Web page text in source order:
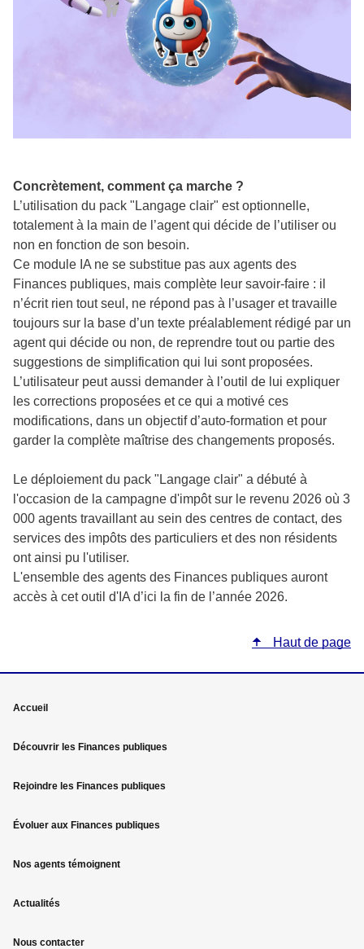
Concrètement, comment ça marche ?
L’utilisation du pack "Langage clair" est optionnelle,
totalement à la main de l’agent qui décide de l’utiliser ou
non en fonction de son besoin.
Ce module IA ne se substitue pas aux agents des
Finances publiques, mais complète leur savoir-faire : il
n’écrit rien tout seul, ne répond pas à l’usager et travaille
toujours sur la base d’un texte préalablement rédigé par un
agent qui décide ou non, de reprendre tout ou partie des
suggestions de simplification qui lui sont proposées.
L’utilisateur peut aussi demander à l’outil de lui expliquer
les corrections proposées et ce qui a motivé ces
modifications, dans un objectif d’auto-formation et pour
garder la complète maîtrise des changements proposés.
Le déploiement du pack "Langage clair" a débuté à
l'occasion de la campagne d'impôt sur le revenu 2026 où 3
000 agents travaillant au sein des centres de contact, des
services des impôts des particuliers et des non résidents
ont ainsi pu l'utiliser.
L'ensemble des agents des Finances publiques auront
accès à cet outil d'IA d’ici la fin de l’année 2026.
Haut de page
Mega
menu
de
page
Accueil
Découvrir les Finances publiques
Rejoindre les Finances publiques
Évoluer aux Finances publiques
Nos agents témoignent
Actualités
Nous contacter